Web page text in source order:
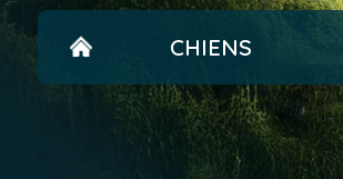
CHIENS